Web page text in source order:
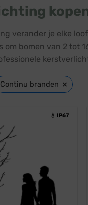
verander je elke
om bomen van 2 tot
Continu branden ×
💧 IP67